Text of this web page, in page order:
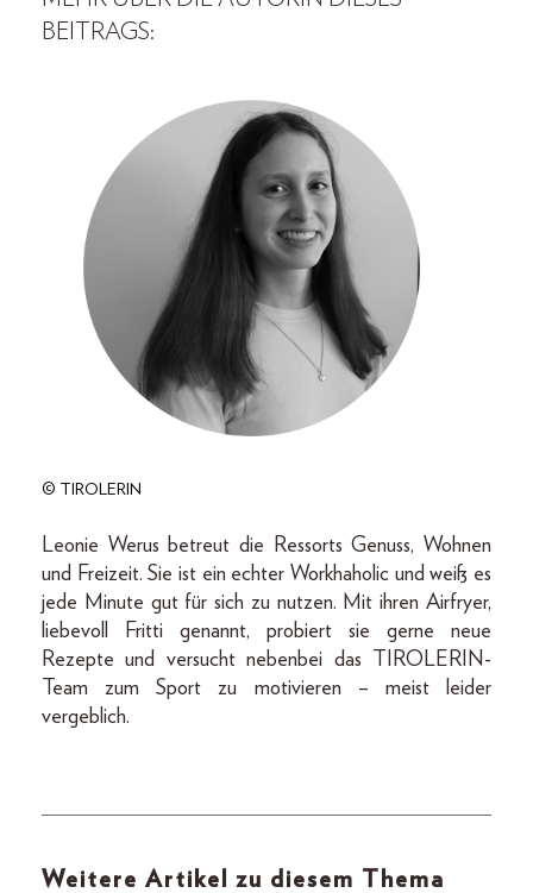
BEITRAGS:
© TIROLERIN
Leonie Werus betreut die Ressorts Genuss, Wohnen
und Freizeit. Sie ist ein echter Workhaholic und weiß es
jede Minute gut für sich zu nutzen. Mit ihren Airfryer,
liebevoll Fritti genannt, probiert sie gerne neue
Rezepte und versucht nebenbei das TIROLERIN-
Team zum Sport zu motivieren – meist leider
vergeblich.
Weitere Artikel zu diesem Thema